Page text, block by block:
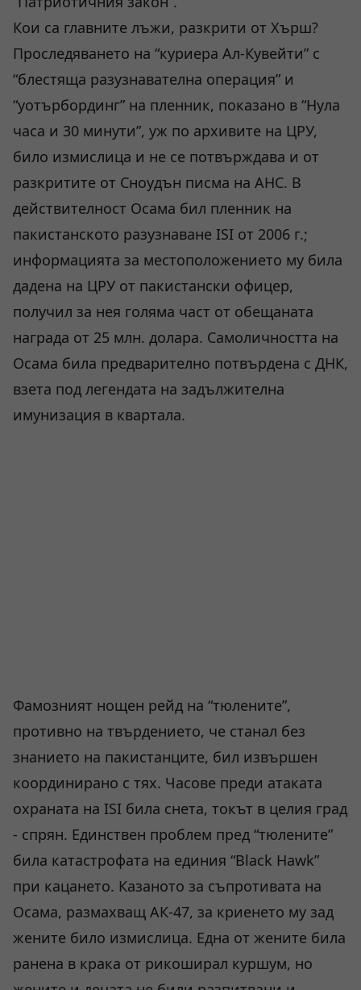
Кои са главните лъжи, разкрити от Хърш?
Проследяването на “куриера Ал-Кувейти” с
“блестяща разузнавателна операция” и
“уотърбординг” на пленник, показано в “Нула
часа и 30 минути”, уж по архивите на ЦРУ,
било измислица и не се потвърждава и от
разкритите от Сноудън писма на АНС. В
действителност Осама бил пленник на
пакистанското разузнаване ISI от 2006 г.;
информацията за местоположението му била
дадена на ЦРУ от пакистански офицер,
получил за нея голяма част от обещаната
награда от 25 млн. долара. Самоличността на
Осама била предварително потвърдена с ДНК,
взета под легендата на задължителна
имунизация в квартала.
Фамозният нощен рейд на “тюлените”,
противно на твърдението, че станал без
знанието на пакистанците, бил извършен
координирано с тях. Часове преди атаката
охраната на ISI била снета, токът в целия град
- спрян. Единствен проблем пред “тюлените”
била катастрофата на единия “Black Hawk”
при кацането. Казаното за съпротивата на
Осама, размахващ АК-47, за криенето му зад
жените било измислица. Една от жените била
ранена в крака от рикоширал куршум, но